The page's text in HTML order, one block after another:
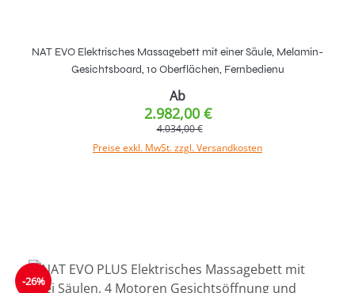
NAT EVO Elektrisches Massagebett mit einer Säule, Melamin-
Gesichtsboard, 10 Oberflächen, Fernbedienu
Ab
2.982,00 €
4.034,00 €
Preise exkl. MwSt. zzgl. Versandkosten
-26%